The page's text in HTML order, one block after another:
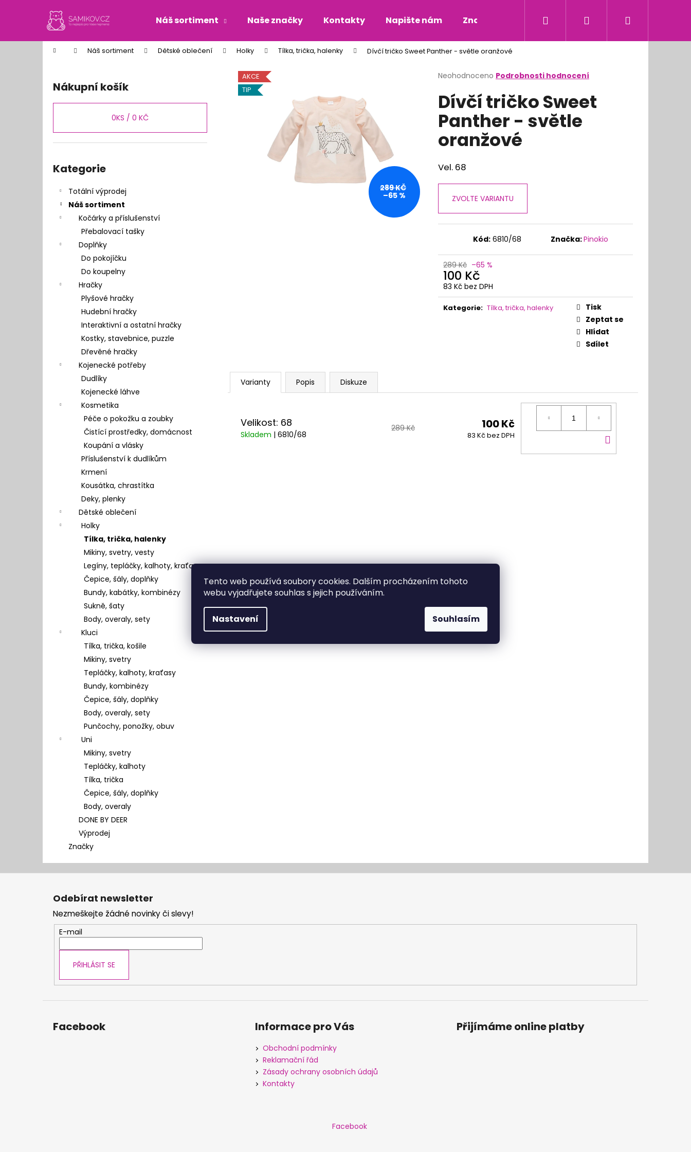
Tento web používá soubory cookies. Dalším procházením tohoto
webu vyjadřujete souhlas s jejich používáním.
Nastavení Souhlasím
Náš sortiment Naše značky Kontakty Napište nám Značky Přihlášení
Domů Náš sortiment Dětské oblečení Holky Tílka, trička, halenky Dívčí tričko Sweet Panther - světle oranžové
Nákupní košík
0KS / 0 KČ
kategorie
Kategorie
Totální výprodej
Náš sortiment
Kočárky a příslušenství
Přebalovací tašky
Doplňky
Do pokojíčku
Do koupelny
Hračky
Plyšové hračky
Hudební hračky
Interaktivní a ostatní hračky
Kostky, stavebnice, puzzle
Dřevěné hračky
Kojenecké potřeby
Dudlíky
Kojenecké láhve
Kosmetika
Péče o pokožku a zoubky
Čistící prostředky, domácnost
Koupání a vlásky
Příslušenství k dudlíkům
Krmení
Kousátka, chrastítka
Deky, plenky
Dětské oblečení
Holky
Tílka, trička, halenky
Mikiny, svetry, vesty
Legíny, tepláčky, kalhoty, kraťasy
Čepice, šály, doplňky
Bundy, kabátky, kombinézy
Sukně, šaty
Body, overaly, sety
Kluci
Tílka, trička, košile
Mikiny, svetry
Tepláčky, kalhoty, kraťasy
Bundy, kombinézy
Čepice, šály, doplňky
Body, overaly, sety
Punčochy, ponožky, obuv
Uni
Mikiny, svetry
Tepláčky, kalhoty
Tílka, trička
Čepice, šály, doplňky
Body, overaly
DONE BY DEER
Výprodej
Značky
Průměrné
produktu
je
0,0
5
hvězdiček.
Neohodnoceno Podrobnosti hodnocení
Dívčí tričko Sweet
Panther - světle
oranžové
Vel. 68
ZVOLTE VARIANTU
Kód: 6810/68 Značka:Pinokio
289 Kč –65 %
100 Kč
83 Kč bez DPH
Měrná
cena:
Kategorie: Tílka, trička, halenky
Tisk
Zeptat se
Hlídat
Sdílet
AKCE
TIP
289 KČ
–65 %
Varianty Popis Diskuze
Velikost: 68
Skladem | 6810/68
289 Kč 100 Kč
83 Kč bez DPH
KOŠÍKU
í
Zpět
do
Zpět
do
Co potřebujete najít?
Doporučujeme
Z
Odebírat newsletter
Nezmeškejte žádné novinky či slevy!
E-mail
PŘIHLÁSIT SE
Facebook Informace pro Vás
Obchodní podmínky
Reklamační řád
Zásady ochrany osobních údajů
Kontakty
Přijímáme online platby
Facebook